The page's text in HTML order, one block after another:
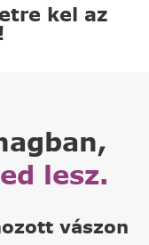
kel az
lesz.
vászon